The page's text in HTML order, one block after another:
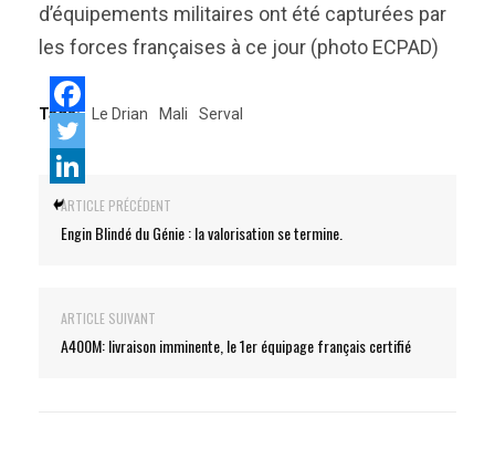
d’équipements militaires ont été capturées par
les forces françaises à ce jour (photo ECPAD)
Tags: Le Drian Mali Serval
ARTICLE PRÉCÉDENT
Engin Blindé du Génie : la valorisation se termine.
ARTICLE SUIVANT
A400M: livraison imminente, le 1er équipage français certifié